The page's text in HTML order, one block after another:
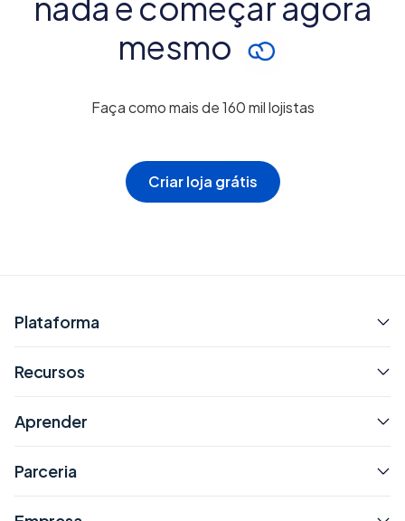
mesmo
Faça como mais de 160 mil lojistas
Criar loja grátis
Plataforma
Recursos
Aprender
Parceria